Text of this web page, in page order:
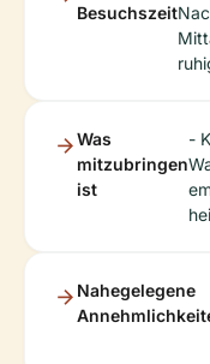
Besuchszeit
Was
mitzubringen
ist
-
Nahegelegene